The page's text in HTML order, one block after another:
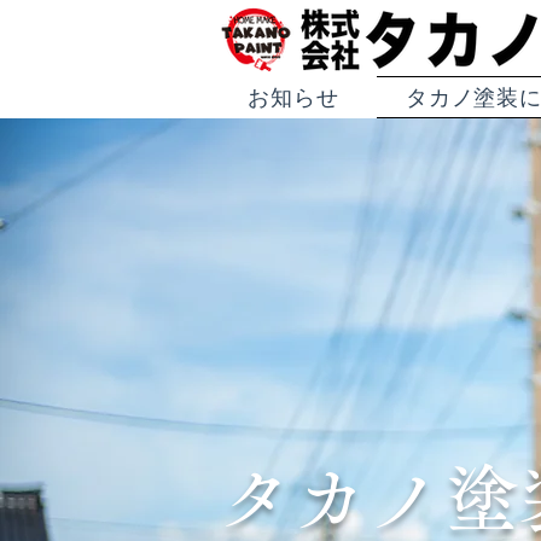
お知らせ タカノ塗装
タカノ塗